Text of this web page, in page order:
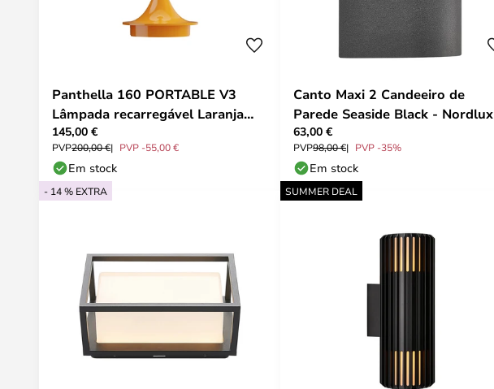
Panthella 160 PORTABLE V3
Lâmpada recarregável Laranja
opaco - Louis Poulsen
145,00 €
PVP200,00 € PVP -55,00 €
Em stock
Canto Maxi 2 Candeeiro de
Parede Seaside Black - Nordlux
63,00 €
PVP98,00 € PVP -35%
Em stock
- 14 % EXTRA SUMMER DEAL